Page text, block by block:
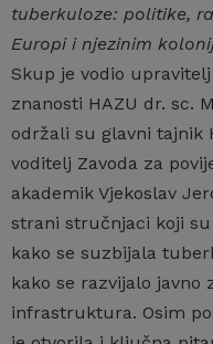
tuberkuloze: politike,
Europi i njezinim
Skup je vodio
znanosti HAZU dr. sc.
održali su glavni tajnik
voditelj Zavoda za
akademik Vjekoslav
strani stručnjaci koji
kako se suzbijala
kako se razvijalo javno
infrastruktura. Osim